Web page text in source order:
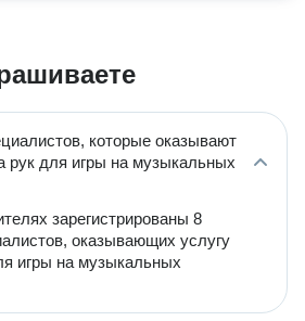
которые оказывают
рук для игры на музыкальных
зарегистрированы 8
оказывающих услугу
игры на музыкальных